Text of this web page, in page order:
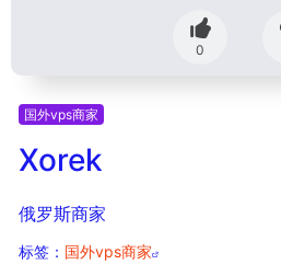
0
国外vps商家
Xorek
俄罗斯商家
标签： 国外vps商家